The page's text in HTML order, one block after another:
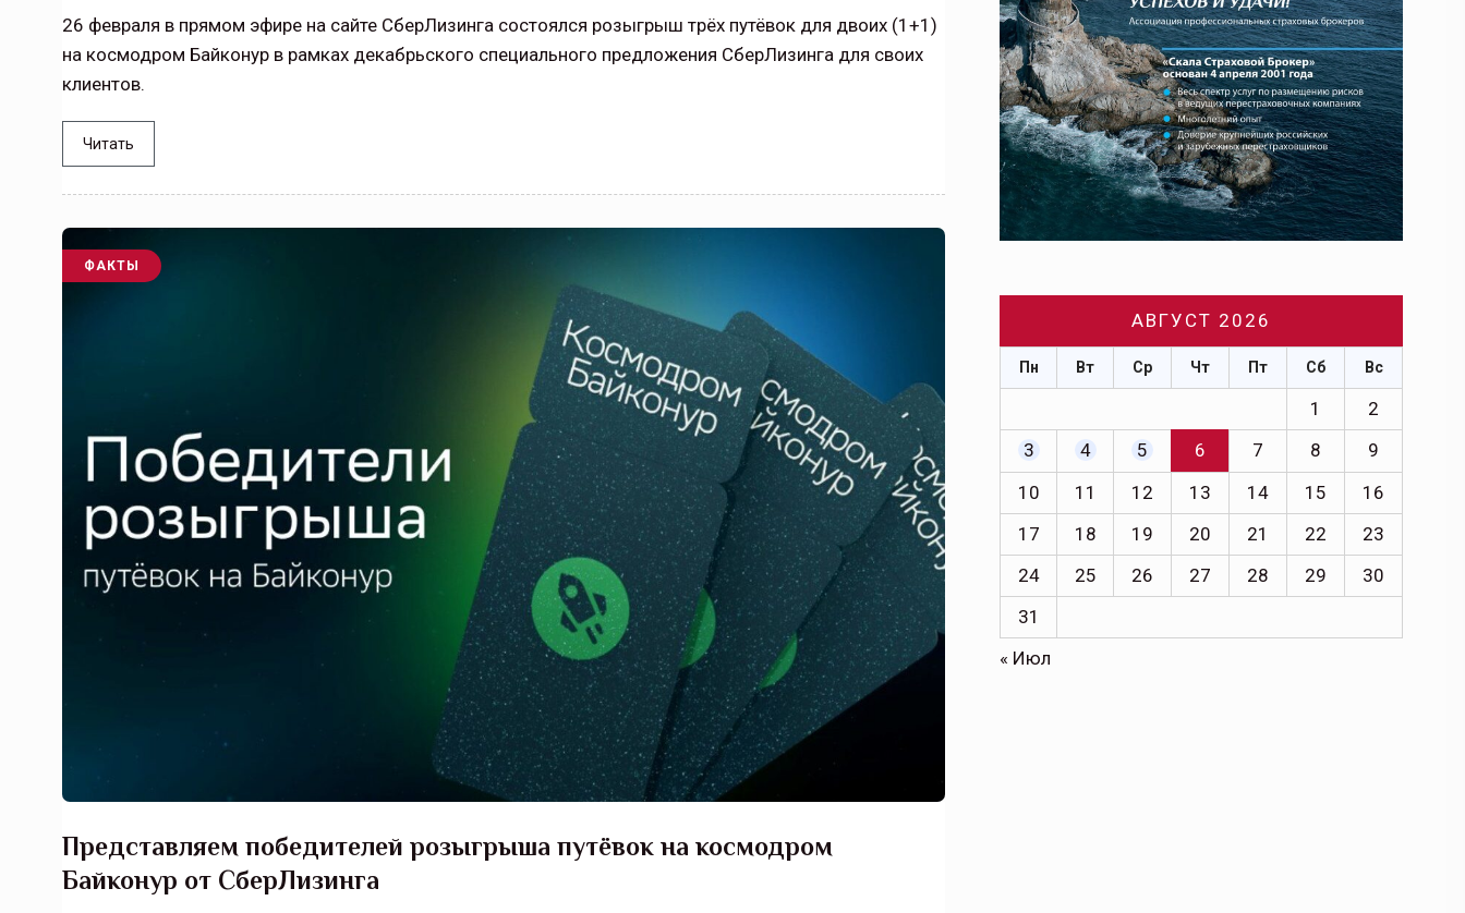
26 февраля в прямом эфире на сайте СберЛизинга состоялся розыгрыш трёх путёвок для двоих (1+1)
на космодром Байконур в рамках декабрьского специального предложения СберЛизинга для своих
клиентов.
Читать
ФАКТЫ
Представляем победителей розыгрыша путёвок на космодром
Байконур от СберЛизинга
АВГУСТ 2026
Пн Вт Ср Чт Пт Сб Вс
1
2
3
4 5 6 7 8
9
10
11 12 13 14 15
16
17
18 19 20 21 22
23
24
25 26 27 28 29
30
31
« Июл